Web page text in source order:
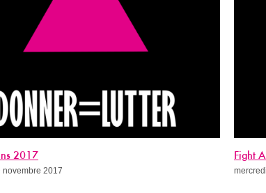
AIDS Paris Week (avec le programme !)
8 novembre 2017